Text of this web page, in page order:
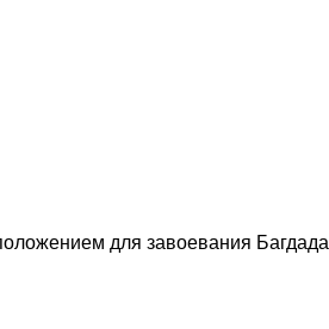
для завоевания Багдада